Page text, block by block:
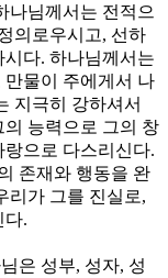
나님께서는 전적으
의로우시고, 선하
다. 하나님께서는
물이 주에게서 나
지극히 강하셔서
능력으로 그의 창
으로 다스리신다.
존재와 행동을 완
리가 그를 진실로,
다.
은 성부, 성자, 성